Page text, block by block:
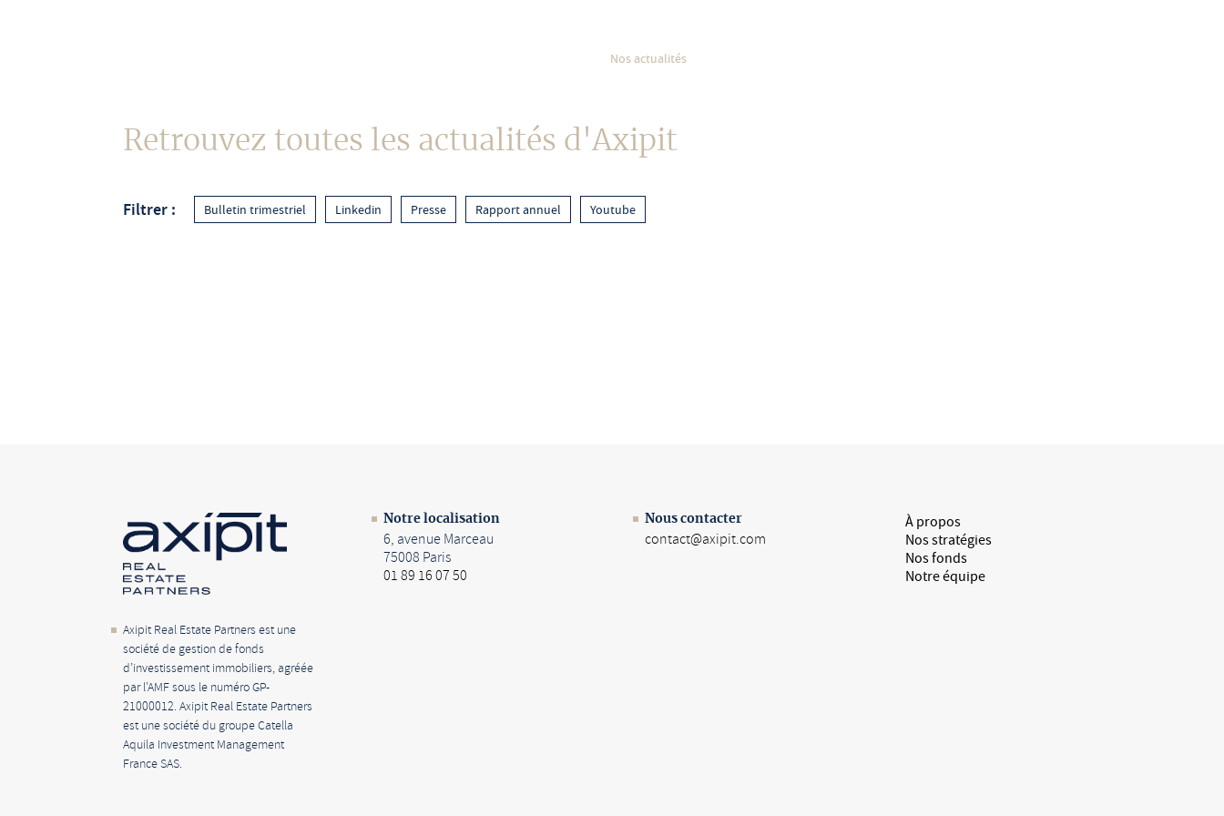
Nos actualités
Retrouvez toutes les actualités d'Axipit
Filtrer : Bulletin trimestriel Linkedin Presse Rapport annuel Youtube
Axipit Real Estate Partners est une
société de gestion de fonds
d’investissement immobiliers, agréée
par l’AMF sous le numéro GP-
21000012. Axipit Real Estate Partners
est une société du groupe Catella
Aquila Investment Management
France SAS.
Notre localisation
6, avenue Marceau
75008 Paris
01 89 16 07 50
Nous contacter
contact@axipit.com
À propos
Nos stratégies
Nos fonds
Notre équipe